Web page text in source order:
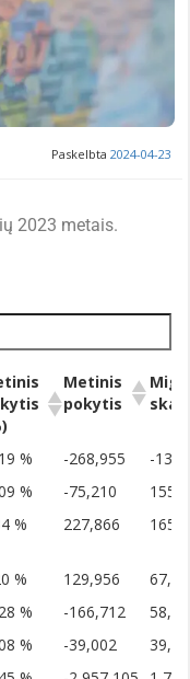
Paskelbta 2024-04-23
2023 metais.
Metinis
pokytis
Metinis
% -268,955
-
% -75,210
% 227,866
% 129,956
% -166,712
% -39,002